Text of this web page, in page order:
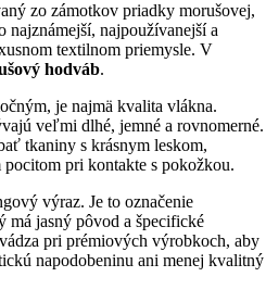
zo zámotkov priadky morušovej,
najznámejší, najpoužívanejší a
textilnom priemysle. V
hodváb.
je najmä kvalita vlákna.
veľmi dlhé, jemné a rovnomerné.
tkaniny s krásnym leskom,
pri kontakte s pokožkou.
výraz. Je to označenie
má jasný pôvod a špecifické
pri prémiových výrobkoch, aby
napodobeninu ani menej kvalitný